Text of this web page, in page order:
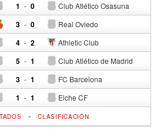
1 - Club Atlético Osasuna
0
3 - Real Oviedo
0
4 - Athletic Club
2
5 - Club Atlético de Madrid
1
3 - FC Barcelona
1
1 - Elche CF
1
-CLASIFICACIÓN